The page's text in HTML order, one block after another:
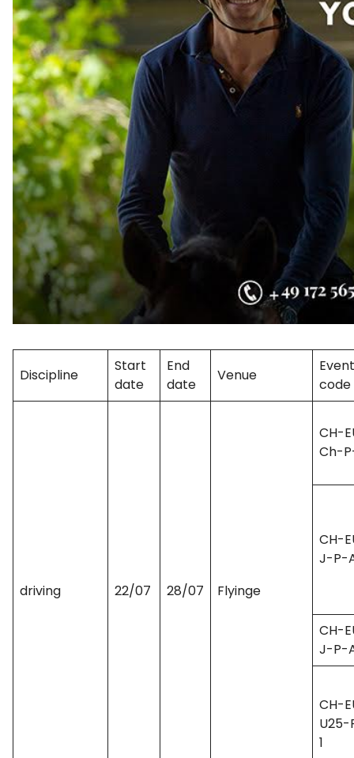
Discipline
Start
date
End
date
Venue
Event
code
driving 22/07 28/07 Flyinge
CH-
Ch-
CH-
J-P-
CH-
J-P-
CH-
U25-
1